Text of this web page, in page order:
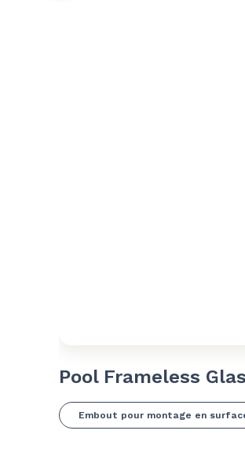
Pool Frameless
Embout pour montage en